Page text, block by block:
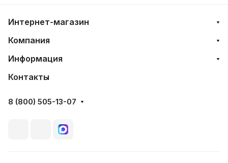
Интернет-магазин
Компания
Информация
Контакты
8 (800) 505-13-07